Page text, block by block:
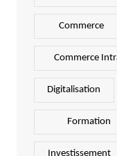
Commerce
Commerce
Digitalisation
Formation
Investissement